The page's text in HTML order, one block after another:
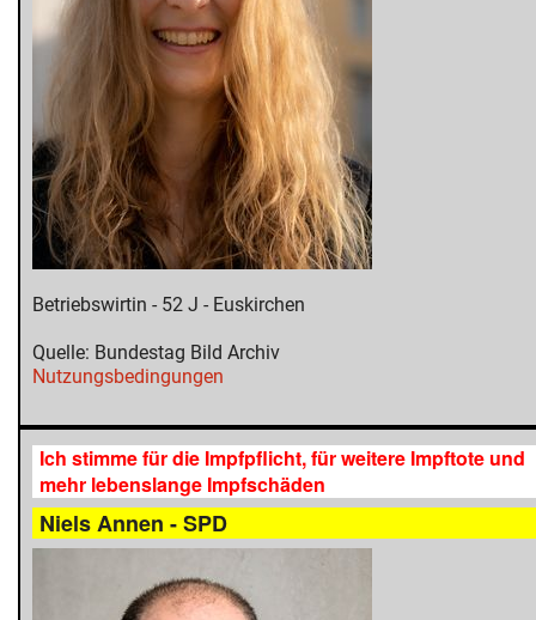
Betriebswirtin - 52 J - Euskirchen
Quelle: Bundestag Bild Archiv
Nutzungsbedingungen
Ich stimme für die Impfpflicht, für weitere Impftote und
mehr lebenslange Impfschäden
Niels Annen - SPD